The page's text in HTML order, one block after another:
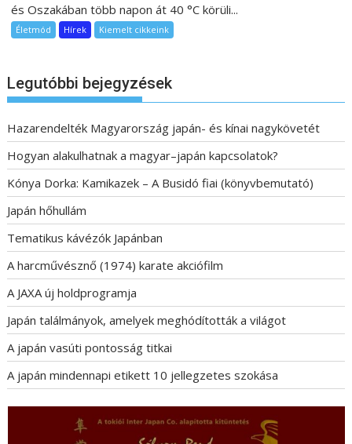
és Oszakában több napon át 40 °C körüli...
Életmód Hírek Kiemelt cikkeink
Legutóbbi bejegyzések
Hazarendelték Magyarország japán- és kínai nagykövetét
Hogyan alakulhatnak a magyar–japán kapcsolatok?
Kónya Dorka: Kamikazek – A Busidó fiai (könyvbemutató)
Japán hőhullám
Tematikus kávézók Japánban
A harcművésznő (1974) karate akciófilm
A JAXA új holdprogramja
Japán találmányok, amelyek meghódították a világot
A japán vasúti pontosság titkai
A japán mindennapi etikett 10 jellegzetes szokása